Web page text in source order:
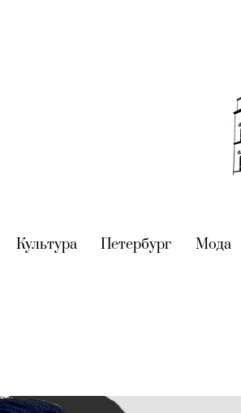
Культура(current)
Петербург (current)
Мода